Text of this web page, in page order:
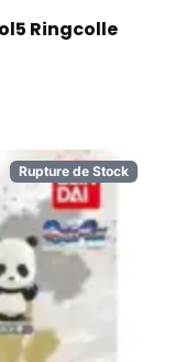
Ringcolle
Rupture de Stock